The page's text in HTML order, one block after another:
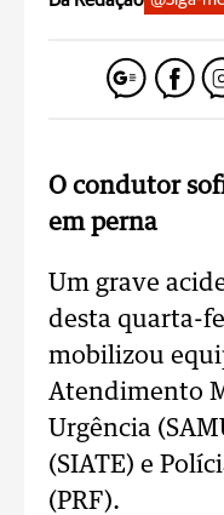
O condutor
em perna
Um grave
desta quarta-
mobilizou
Atendimento
Urgência
(SIATE) e
(PRF).